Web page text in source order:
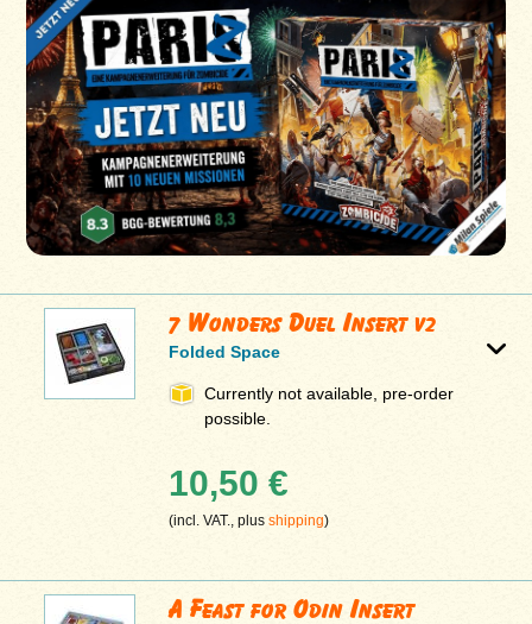
7 Wonders Duel Insert v2
Folded Space
Currently not available, pre-order
possible.
10,50 €
(incl. VAT., plusshipping)
A Feast for Odin Insert